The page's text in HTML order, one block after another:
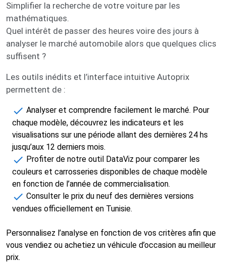
Simplifier la recherche de votre voiture par les
mathématiques.
Quel intérêt de passer des heures voire des jours à
analyser le marché automobile alors que quelques clics
suffisent ? ​
Les outils inédits et l’interface intuitive Autoprix
permettent de :​
Analyser et comprendre facilement le marché. Pour
chaque modèle, découvrez les indicateurs et les
visualisations sur une période allant des dernières 24 hs
jusqu’aux 12 derniers mois.​
Profiter de notre outil DataViz pour comparer les
couleurs et carrosseries disponibles de chaque modèle
en fonction de l’année de commercialisation.​
Consulter le prix du neuf des dernières versions
vendues officiellement en Tunisie.
Personnalisez l’analyse en fonction de vos critères afin que
vous vendiez ou achetiez un véhicule d’occasion au meilleur
prix.​